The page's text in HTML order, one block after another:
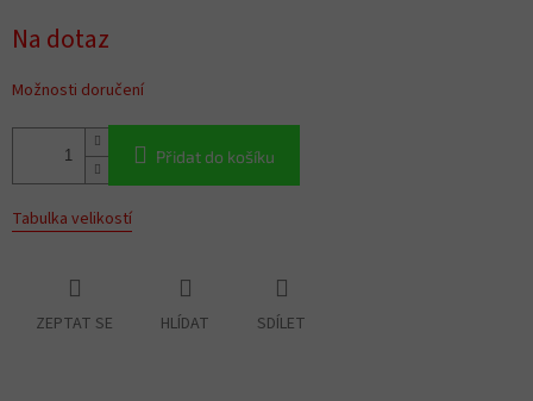
cena:
Na dotaz
Možnosti doručení
Přidat do košíku
Tabulka velikostí
ZEPTAT SE HLÍDAT SDÍLET